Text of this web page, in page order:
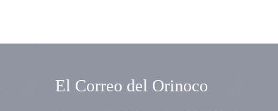
El Correo del Orinoco